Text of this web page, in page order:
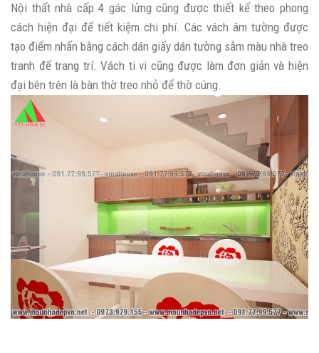
Nội thất nhà cấp 4 gác lửng cũng được thiết kế theo phong
cách hiện đại để tiết kiệm chi phí. Các vách âm tường được
tạo điểm nhấn bằng cách dán giấy dán tường sẫm màu nhà treo
tranh để trang trí. Vách ti vi cũng được làm đơn giản và hiện
đại bên trên là bàn thờ treo nhỏ để thờ cúng.